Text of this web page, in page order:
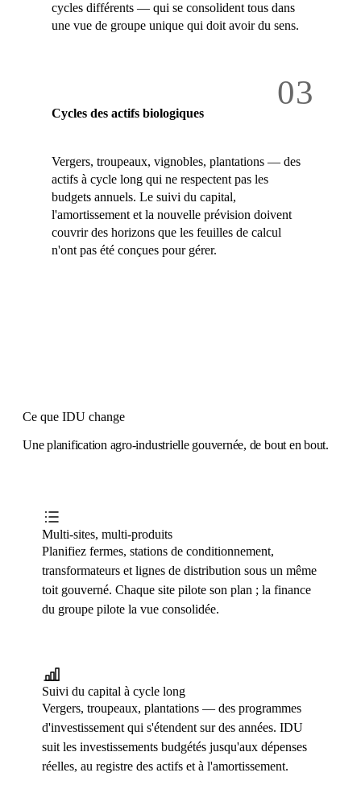
cycles différents — qui se consolident tous dans
une vue de groupe unique qui doit avoir du sens.
03
Cycles des actifs biologiques
Vergers, troupeaux, vignobles, plantations — des
actifs à cycle long qui ne respectent pas les
budgets annuels. Le suivi du capital,
l'amortissement et la nouvelle prévision doivent
couvrir des horizons que les feuilles de calcul
n'ont pas été conçues pour gérer.
Ce que IDU change
Une planification agro-industrielle gouvernée, de bout en bout.
Multi-sites, multi-produits
Planifiez fermes, stations de conditionnement,
transformateurs et lignes de distribution sous un même
toit gouverné. Chaque site pilote son plan ; la finance
du groupe pilote la vue consolidée.
Suivi du capital à cycle long
Vergers, troupeaux, plantations — des programmes
d'investissement qui s'étendent sur des années. IDU
suit les investissements budgétés jusqu'aux dépenses
réelles, au registre des actifs et à l'amortissement.